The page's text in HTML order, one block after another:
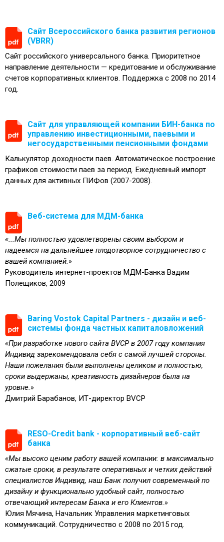
Сайт Всероссийского банка развития регионов
(VBRR)
Сайт российского универсального банка. Приоритетное
направление деятельности — кредитование и обслуживание
счетов корпоративных клиентов. Поддержка с 2008 по 2014
год.
Сайт для управляющей компании БИН-банка по
управлению инвестиционными, паевыми и
негосударственными пенсионными фондами
Калькулятор доходности паев. Автоматическое построение
графиков стоимости паев за период. Ежедневный импорт
данных для активных ПИФов (2007-2008).
Веб-система для МДМ-банка
«...Мы полностью удовлетворены своим выбором и
надеемся на дальнейшее плодотворное сотрудничество с
вашей компанией.»
Руководитель интернет-проектов МДМ-Банка Вадим
Полещиков, 2009
Baring Vostok Capital Partners - дизайн и веб-
системы фонда частных капиталовложений
«При разработке нового сайта BVCP в 2007 году компания
Индивид зарекомендовала себя с самой лучшей стороны.
Наши пожелания были выполнены целиком и полностью,
сроки выдержаны, креативность дизайнеров была на
уровне.»
Дмитрий Барабанов, ИТ-директор BVCP
RESO-Credit bank - корпоративный веб-сайт
банка
«Мы высоко ценим работу вашей компании: в максимально
сжатые сроки, в результате оперативных и четких действий
специалистов Индивид, наш Банк получил современный по
дизайну и функционально удобный сайт, полностью
отвечающий интересам Банка и его Клиентов.»
Юлия Мячина, Начальник Управления маркетинговых
коммуникаций. Сотрудничество с 2008 по 2015 год.